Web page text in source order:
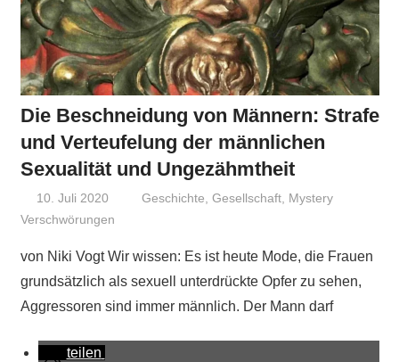
Die Beschneidung von Männern: Strafe
und Verteufelung der männlichen
Sexualität und Ungezähmtheit
10. Juli 2020 Niki Vogt
Geschichte,Gesellschaft, Mystery
Verschwörungen
von Niki Vogt Wir wissen: Es ist heute Mode, die Frauen
grundsätzlich als sexuell unterdrückte Opfer zu sehen,
Aggressoren sind immer männlich. Der Mann darf
teilen